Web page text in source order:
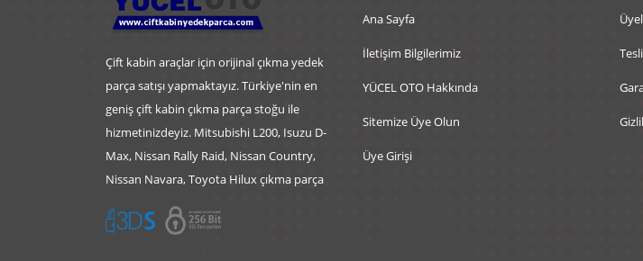
Çift kabin araçlar için orijinal çıkma yedek
parça satışı yapmaktayız. Türkiye'nin en
geniş çift kabin çıkma parça stoğu ile
hizmetinizdeyiz. Mitsubishi L200, Isuzu D-
Max, Nissan Rally Raid, Nissan Country,
Nissan Navara, Toyota Hilux çıkma parça
Ana Sayfa
İletişim Bilgilerimiz
YÜCEL OTO Hakkında
Sitemize Üye Olun
Üye Girişi